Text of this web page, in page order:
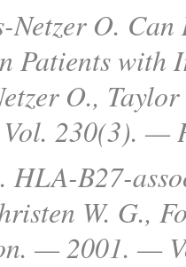
Netzer O.
Patients
O.,
230(3). —
HLA-B27-
W. G.,
— 2001. —